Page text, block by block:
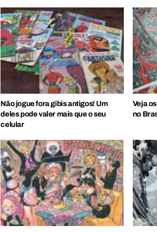
Não jogue fora gibis antigos! Um
deles pode valer mais que o seu
celular
Veja
no